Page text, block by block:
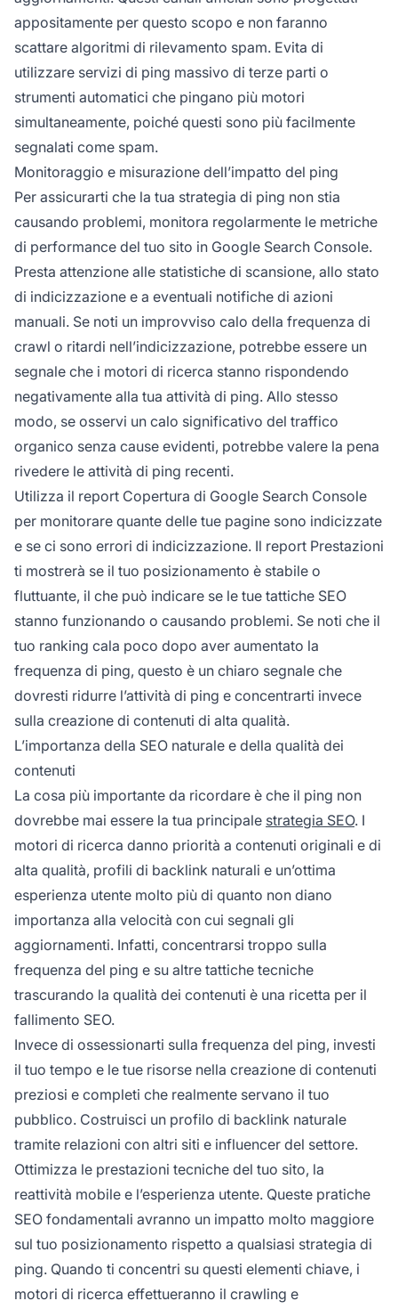
appositamente per questo scopo e non faranno
scattare algoritmi di rilevamento spam. Evita di
utilizzare servizi di ping massivo di terze parti o
strumenti automatici che pingano più motori
simultaneamente, poiché questi sono più facilmente
segnalati come spam.
Monitoraggio e misurazione dell’impatto del ping
Per assicurarti che la tua strategia di ping non stia
causando problemi, monitora regolarmente le metriche
di performance del tuo sito in Google Search Console.
Presta attenzione alle statistiche di scansione, allo stato
di indicizzazione e a eventuali notifiche di azioni
manuali. Se noti un improvviso calo della frequenza di
crawl o ritardi nell’indicizzazione, potrebbe essere un
segnale che i motori di ricerca stanno rispondendo
negativamente alla tua attività di ping. Allo stesso
modo, se osservi un calo significativo del traffico
organico senza cause evidenti, potrebbe valere la pena
rivedere le attività di ping recenti.
Utilizza il report Copertura di Google Search Console
per monitorare quante delle tue pagine sono indicizzate
e se ci sono errori di indicizzazione. Il report Prestazioni
ti mostrerà se il tuo posizionamento è stabile o
fluttuante, il che può indicare se le tue tattiche SEO
stanno funzionando o causando problemi. Se noti che il
tuo ranking cala poco dopo aver aumentato la
frequenza di ping, questo è un chiaro segnale che
dovresti ridurre l’attività di ping e concentrarti invece
sulla creazione di contenuti di alta qualità.
L’importanza della SEO naturale e della qualità dei
contenuti
La cosa più importante da ricordare è che il ping non
dovrebbe mai essere la tua principale strategia SEO. I
motori di ricerca danno priorità a contenuti originali e di
alta qualità, profili di backlink naturali e un’ottima
esperienza utente molto più di quanto non diano
importanza alla velocità con cui segnali gli
aggiornamenti. Infatti, concentrarsi troppo sulla
frequenza del ping e su altre tattiche tecniche
trascurando la qualità dei contenuti è una ricetta per il
fallimento SEO.
Invece di ossessionarti sulla frequenza del ping, investi
il tuo tempo e le tue risorse nella creazione di contenuti
preziosi e completi che realmente servano il tuo
pubblico. Costruisci un profilo di backlink naturale
tramite relazioni con altri siti e influencer del settore.
Ottimizza le prestazioni tecniche del tuo sito, la
reattività mobile e l’esperienza utente. Queste pratiche
SEO fondamentali avranno un impatto molto maggiore
sul tuo posizionamento rispetto a qualsiasi strategia di
ping. Quando ti concentri su questi elementi chiave, i
motori di ricerca effettueranno il crawling e